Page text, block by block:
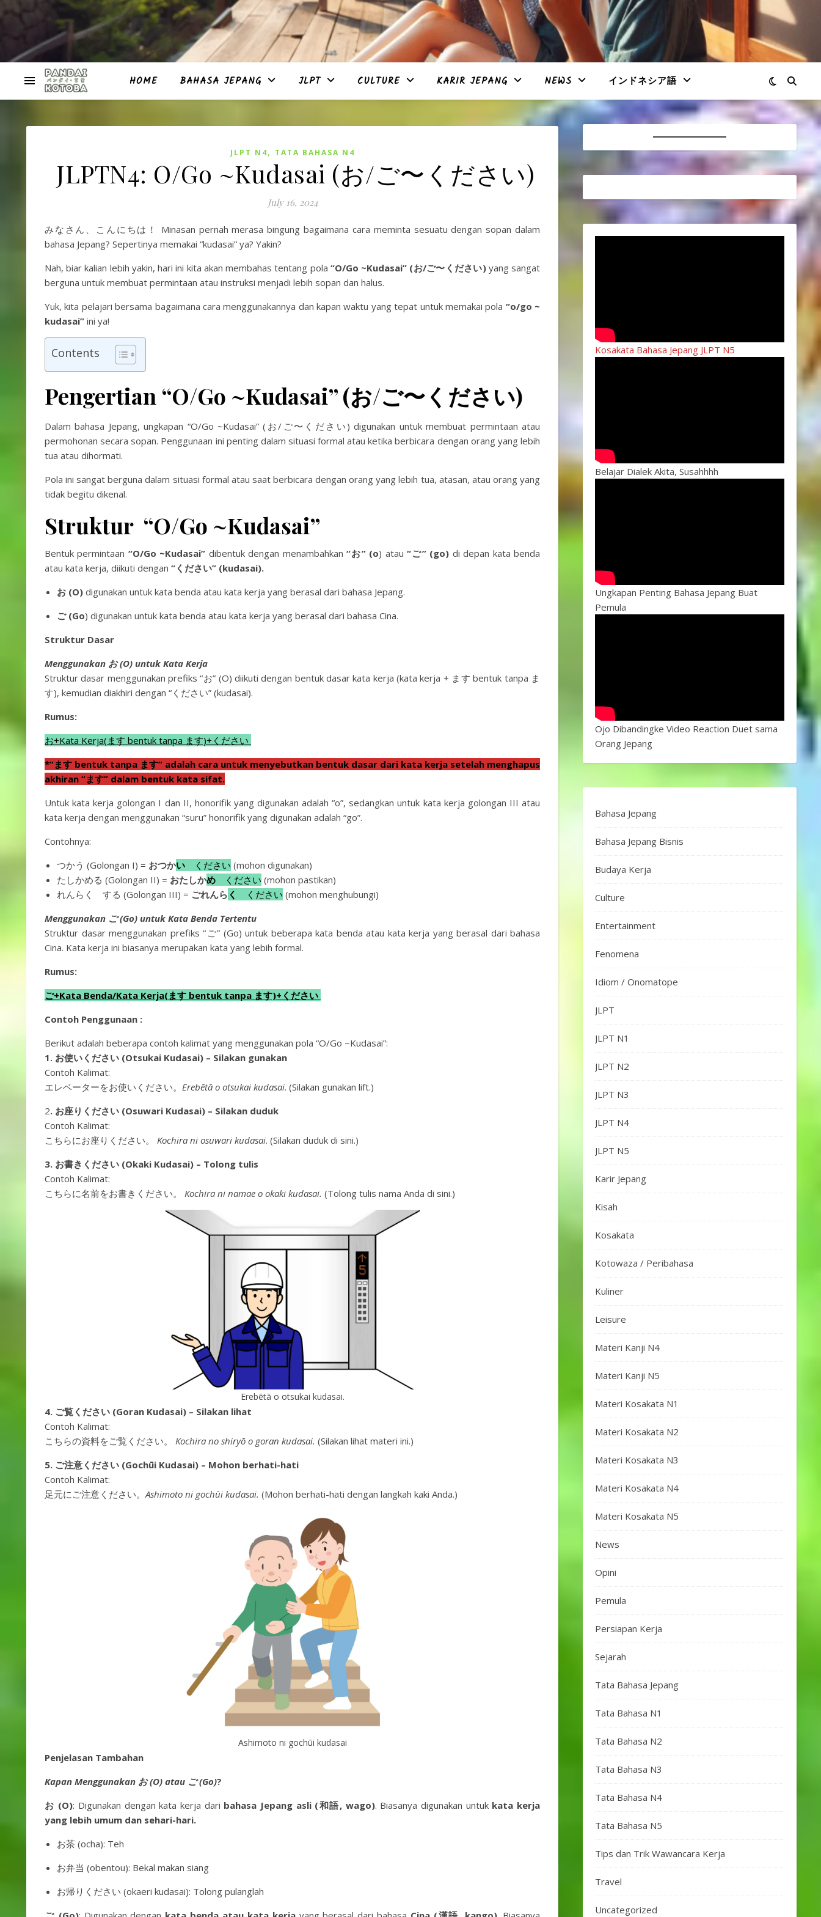
HOME BAHASA JEPANG JLPT CULTURE KARIR JEPANG NEWS インドネシア語
JLPT N4, TATA BAHASA N4
JLPTN4: O/Go ~Kudasai (お/ご〜ください)
July 16, 2024
みなさん、こんにちは！ Minasan pernah merasa bingung bagaimana cara meminta sesuatu dengan sopan dalam
bahasa Jepang? Sepertinya memakai “kudasai” ya? Yakin?
Nah, biar kalian lebih yakin, hari ini kita akan membahas tentang pola “O/Go ~Kudasai” (お/ご〜ください)yang sangat
berguna untuk membuat permintaan atau instruksi menjadi lebih sopan dan halus.
Yuk, kita pelajari bersama bagaimana cara menggunakannya dan kapan waktu yang tepat untuk memakai pola “o/go ~
kudasai” ini ya!
Contents
Pengertian “O/Go ~Kudasai” (お/ご〜ください)
Dalam bahasa Jepang, ungkapan “O/Go ~Kudasai” (お/ご〜ください) digunakan untuk membuat permintaan atau
permohonan secara sopan. Penggunaan ini penting dalam situasi formal atau ketika berbicara dengan orang yang lebih
tua atau dihormati.
Pola ini sangat berguna dalam situasi formal atau saat berbicara dengan orang yang lebih tua, atasan, atau orang yang
tidak begitu dikenal.
Struktur “O/Go ~Kudasai”
Bentuk permintaan “O/Go ~Kudasai” dibentuk dengan menambahkan “お” (o) atau“ご” (go) di depan kata benda
atau kata kerja, diikuti dengan “ください” (kudasai).
お (O) digunakan untuk kata benda atau kata kerja yang berasal dari bahasa Jepang.
ご (Go) digunakan untuk kata benda atau kata kerja yang berasal dari bahasa Cina.
Struktur Dasar
Menggunakan お (O) untuk Kata Kerja
Struktur dasar menggunakan prefiks “お” (O) diikuti dengan bentuk dasar kata kerja (kata kerja + ます bentuk tanpa ま
す), kemudian diakhiri dengan “ください” (kudasai).
Rumus:
お+Kata Kerja(ます bentuk tanpa ます)+ください
*”ます bentuk tanpa ます” adalah cara untuk menyebutkan bentuk dasar dari kata kerja setelah menghapus
akhiran “ます” dalam bentuk kata sifat.
Untuk kata kerja golongan I dan II, honorifik yang digunakan adalah “o”, sedangkan untuk kata kerja golongan III atau
kata kerja dengan menggunakan “suru” honorifik yang digunakan adalah “go”.
Contohnya:
つかう (Golongan I) = おつかい ください (mohon digunakan)
たしかめる (Golongan II) = おたしかめ ください (mohon pastikan)
れんらく する (Golongan III) = ごれんら く ください (mohon menghubungi)
Menggunakan ご (Go) untuk Kata Benda Tertentu
Struktur dasar menggunakan prefiks “ご” (Go) untuk beberapa kata benda atau kata kerja yang berasal dari bahasa
Cina. Kata kerja ini biasanya merupakan kata yang lebih formal.
Rumus:
ご+Kata Benda/Kata Kerja(ます bentuk tanpa ます)+ください
Contoh Penggunaan :
Berikut adalah beberapa contoh kalimat yang menggunakan pola “O/Go ~Kudasai”:
1. お使いください (Otsukai Kudasai) – Silakan gunakan
Contoh Kalimat:
エレベーターをお使いください。 Erebētā o otsukai kudasai. (Silakan gunakan lift.)
2. お座りください (Osuwari Kudasai) – Silakan duduk
Contoh Kalimat:
こちらにお座りください。 Kochira ni osuwari kudasai. (Silakan duduk di sini.)
3. お書きください (Okaki Kudasai) – Tolong tulis
Contoh Kalimat:
こちらに名前をお書きください。 Kochira ni namae o okaki kudasai. (Tolong tulis nama Anda di sini.)
Erebētā o otsukai kudasai.
4. ご覧ください (Goran Kudasai) – Silakan lihat
Contoh Kalimat:
こちらの資料をご覧ください。 Kochira no shiryō o goran kudasai. (Silakan lihat materi ini.)
5. ご注意ください (Gochūi Kudasai) – Mohon berhati-hati
Contoh Kalimat:
足元にご注意ください。Ashimoto ni gochūi kudasai. (Mohon berhati-hati dengan langkah kaki Anda.)
Ashimoto ni gochūi kudasai
Penjelasan Tambahan
Kapan Menggunakan お (O) atau ご (Go)?
お (O): Digunakan dengan kata kerja dari bahasa Jepang asli (和語, wago). Biasanya digunakan untukkata kerja
yang lebih umum dan sehari-hari.
お茶 (ocha): Teh
お弁当 (obentou): Bekal makan siang
お帰りください (okaeri kudasai): Tolong pulanglah
Kosakata Bahasa Jepang JLPT N5
Belajar Dialek Akita, Susahhhh
Ungkapan Penting Bahasa Jepang Buat
Pemula
Ojo Dibandingke Video Reaction Duet sama
Orang Jepang
Bahasa Jepang
Bahasa Jepang Bisnis
Budaya Kerja
Culture
Entertainment
Fenomena
Idiom / Onomatope
JLPT
JLPT N1
JLPT N2
JLPT N3
JLPT N4
JLPT N5
Karir Jepang
Kisah
Kosakata
Kotowaza / Peribahasa
Kuliner
Leisure
Materi Kanji N4
Materi Kanji N5
Materi Kosakata N1
Materi Kosakata N2
Materi Kosakata N3
Materi Kosakata N4
Materi Kosakata N5
News
Opini
Pemula
Persiapan Kerja
Sejarah
Tata Bahasa Jepang
Tata Bahasa N1
Tata Bahasa N2
Tata Bahasa N3
Tata Bahasa N4
Tata Bahasa N5
Tips dan Trik Wawancara Kerja
Travel
Uncategorized